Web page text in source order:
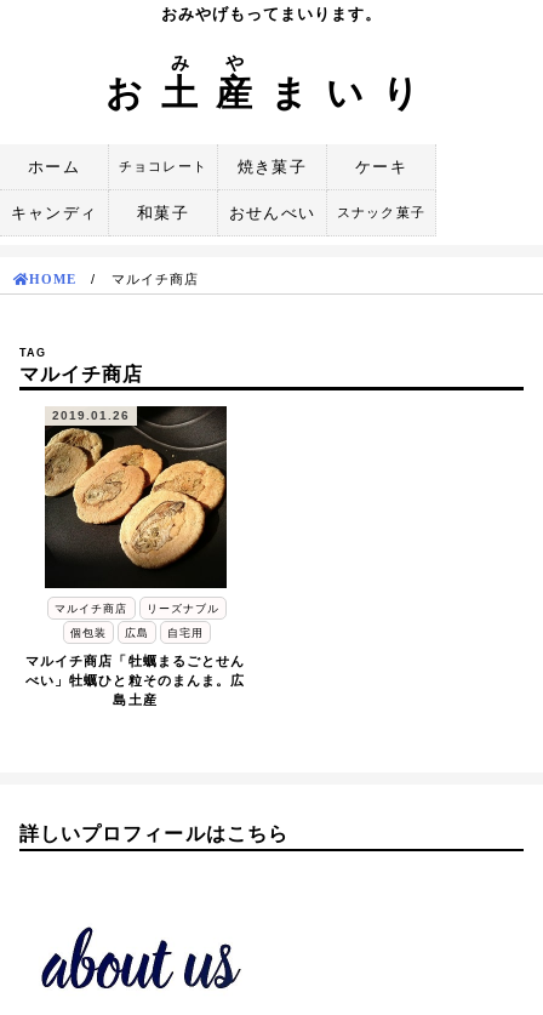
おみやげもってまいります。
お 土
み
産
や
まいり
ホーム チョコレート 焼き菓子 ケーキ
キャンディ 和菓子 おせんべい スナック菓子
HOME / マルイチ商店
TAG
マルイチ商店
2019.01.26
マルイチ商店
リーズナブル
個包装
広島 自宅用
マルイチ商店「牡蠣まるごとせん
べい」牡蠣ひと粒そのまんま。広
島土産
詳しいプロフィールはこちら